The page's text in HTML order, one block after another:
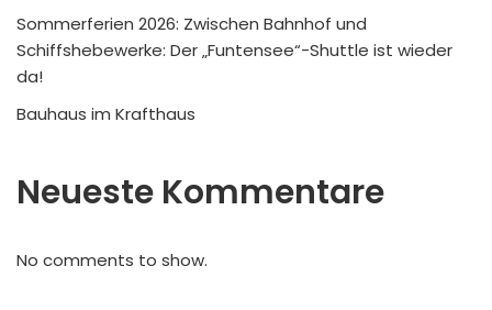
Sommerferien 2026: Zwischen Bahnhof und
Schiffshebewerke: Der „Funtensee“-Shuttle ist wieder
da!
Bauhaus im Krafthaus
Neueste Kommentare
No comments to show.